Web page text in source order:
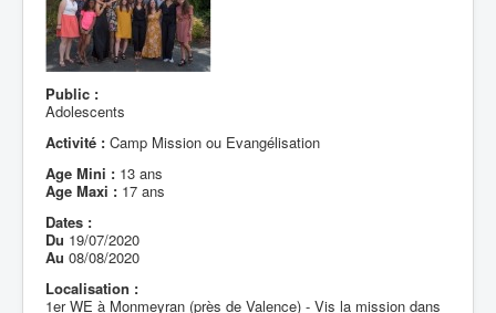
PLUS
Public :
Adolescents
Activité : Camp Mission ou Evangélisation
Age Mini : 13 ans
Age Maxi : 17 ans
Dates :
Du 19/07/2020
Au 08/08/2020
Localisation :
1er WE à Monmeyran (près de Valence) - Vis la mission dans